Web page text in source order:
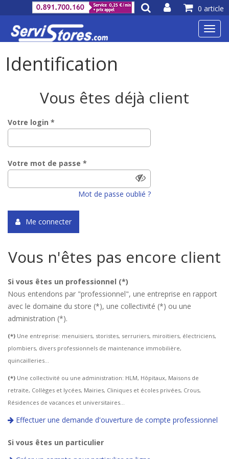
Identification
Vous êtes déjà client
Votre login *
Votre mot de passe *
Mot de passe oublié ?
Me connecter
Vous n'êtes pas encore client
Si vous êtes un professionnel (*)
Nous entendons par "professionnel", une entreprise en rapport
avec le domaine du store (*), une collectivité (*) ou une
administration (*).
(*) Une entreprise: menuisiers, storistes, serruriers, miroitiers, électriciens,
plombiers, divers professionnels de maintenance immobilière,
quincailleries…
(*) Une collectivité ou une administration: HLM, Hôpitaux, Maisons de
retraite, Collèges et lycées, Mairies, Cliniques et écoles privées, Crous,
Résidences de vacances et universitaires…
Effectuer une demande d'ouverture de compte professionnel
Si vous êtes un particulier
0 article